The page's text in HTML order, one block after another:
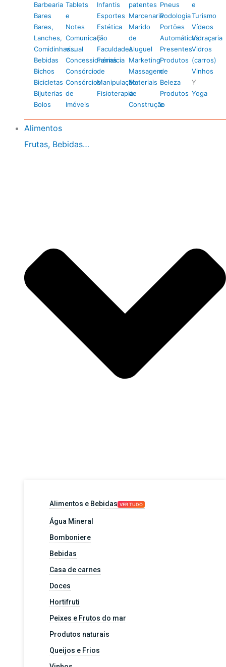
Barbearia
Bares
Bares,
Lanches,
Comidinhas…
Bebidas
Bichos
Bicicletas
Bijuterias
Bolos
Tablets
e
Notes
Comunicação
visual
Concessionárias
Consórcio
Consórcios
de
Imóveis
Infantis
Esportes
Estética
F
Faculdades
Farmácia
de
Manipulação
Fisioterapia
patentes
Marcenaria
Marido
de
Aluguel
Marketing
Massagem
Materiais
de
Construção
Pneus
Podologia
Portões
Automáticos
Presentes
Produtos
de
Beleza
Produtos
e
e
Turismo
Vídeos
Vidraçaria
Vidros
(carros)
Vinhos
Y
Yoga
Alimentos
Frutas, Bebidas…
Alimentos e Bebidas VER TUDO
Água Mineral
Bomboniere
Bebidas
Casa de carnes
Doces
Hortifruti
Peixes e Frutos do mar
Produtos naturais
Queijos e Frios